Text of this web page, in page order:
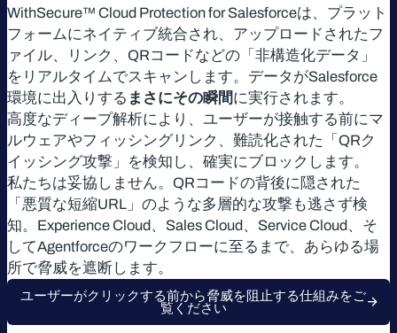
WithSecure™ Cloud Protection for Salesforceは、プラット
フォームにネイティブ統合され、アップロードされたフ
ァイル、リンク、QRコードなどの「非構造化データ」
をリアルタイムでスキャンします。データがSalesforce
環境に出入りする まさにその瞬間に実行されます。
高度なディープ解析により、ユーザーが接触する前にマ
ルウェアやフィッシングリンク、難読化された「QRク
イッシング攻撃」を検知し、確実にブロックします。
私たちは妥協しません。QRコードの背後に隠された
「悪質な短縮URL」のような多層的な攻撃も逃さず検
知。Experience Cloud、Sales Cloud、Service Cloud、そ
してAgentforceのワークフローに至るまで、あらゆる場
所で脅威を遮断します。
ユーザーがクリックする前から脅威を阻止する仕組みをご
覧ください